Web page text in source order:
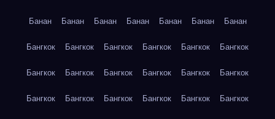
Банан Банан Банан Банан Банан Банан Банан
Бангкок Бангкок Бангкок Бангкок Бангкок Бангкок
Бангкок Бангкок Бангкок Бангкок Бангкок Бангкок
Бангкок Бангкок Бангкок Бангкок Бангкок Бангкок